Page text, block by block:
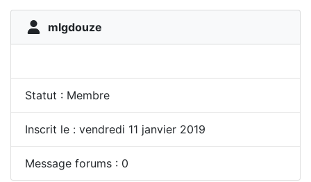
mlgdouze
Statut : Membre
Inscrit le : vendredi 11 janvier 2019
Message forums : 0